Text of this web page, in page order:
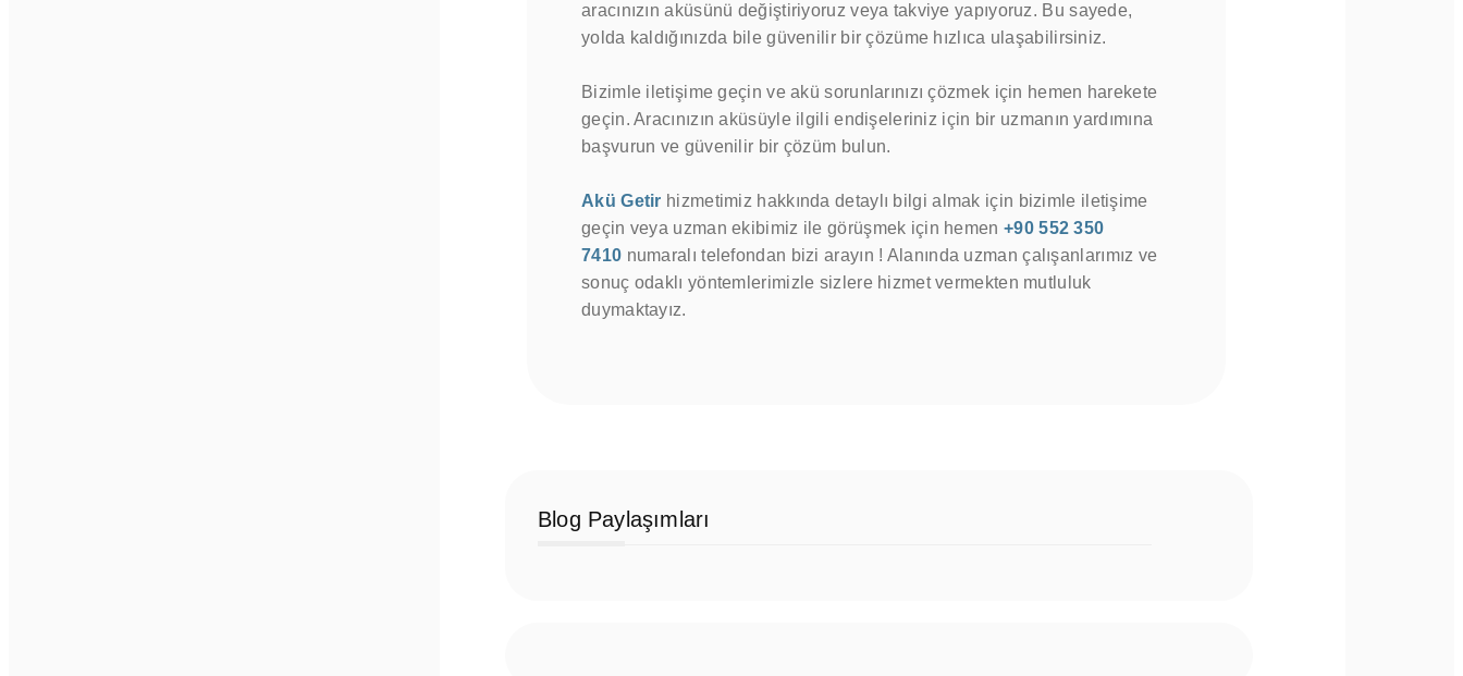
aracınızın aküsünü değiştiriyoruz veya takviye yapıyoruz. Bu sayede,
yolda kaldığınızda bile güvenilir bir çözüme hızlıca ulaşabilirsiniz.
Bizimle iletişime geçin ve akü sorunlarınızı çözmek için hemen harekete
geçin. Aracınızın aküsüyle ilgili endişeleriniz için bir uzmanın yardımına
başvurun ve güvenilir bir çözüm bulun.
Akü Getir hizmetimiz hakkında detaylı bilgi almak için bizimle iletişime
geçin veya uzman ekibimiz ile görüşmek için hemen +90 552 350
7410 numaralı telefondan bizi arayın ! Alanında uzman çalışanlarımız ve
sonuç odaklı yöntemlerimizle sizlere hizmet vermekten mutluluk
duymaktayız.
Blog Paylaşımları